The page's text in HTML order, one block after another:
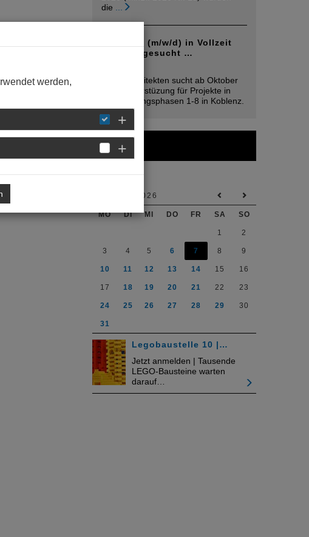
die
Architekt (m/w/d) in Vollzeit
Koblenz gesucht …
Mplus Architekten sucht ab Oktober
2026 Unterstüzung für Projekte in
den Leistungsphasen 1-8 in Koblenz.
Kalender
AUGUST 2026
MO DI MI DO FR SA SO
1 2
3 4 5 6 7 8 9
10 11 12 13 14 15 16
17 18 19 20 21 22 23
24 25 26 27 28 29 30
31
Legobaustelle 10 |…
Jetzt anmelden | Tausende
LEGO-Bausteine warten
darauf…
werden,